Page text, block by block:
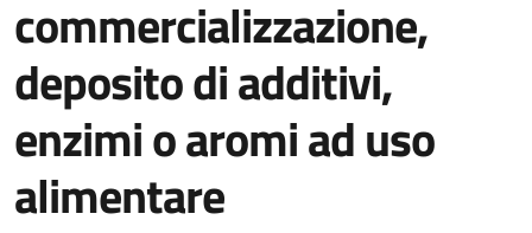
commercializzazione,
deposito di additivi,
enzimi o aromi ad uso
alimentare